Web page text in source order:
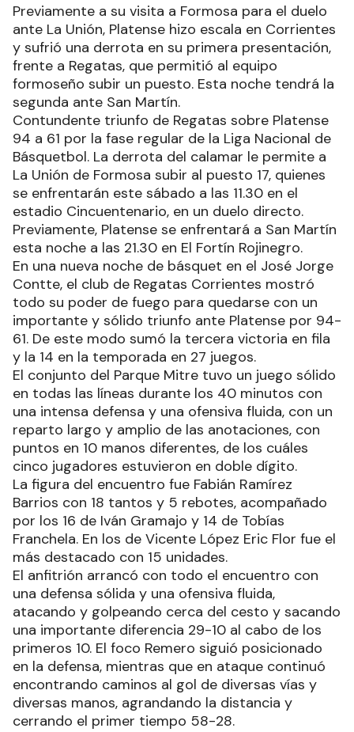
Previamente a su visita a Formosa para el duelo
ante La Unión, Platense hizo escala en Corrientes
y sufrió una derrota en su primera presentación,
frente a Regatas, que permitió al equipo
formoseño subir un puesto. Esta noche tendrá la
segunda ante San Martín.
Contundente triunfo de Regatas sobre Platense
94 a 61 por la fase regular de la Liga Nacional de
Básquetbol. La derrota del calamar le permite a
La Unión de Formosa subir al puesto 17, quienes
se enfrentarán este sábado a las 11.30 en el
estadio Cincuentenario, en un duelo directo.
Previamente, Platense se enfrentará a San Martín
esta noche a las 21.30 en El Fortín Rojinegro.
En una nueva noche de básquet en el José Jorge
Contte, el club de Regatas Corrientes mostró
todo su poder de fuego para quedarse con un
importante y sólido triunfo ante Platense por 94-
61. De este modo sumó la tercera victoria en fila
y la 14 en la temporada en 27 juegos.
El conjunto del Parque Mitre tuvo un juego sólido
en todas las líneas durante los 40 minutos con
una intensa defensa y una ofensiva fluida, con un
reparto largo y amplio de las anotaciones, con
puntos en 10 manos diferentes, de los cuáles
cinco jugadores estuvieron en doble dígito.
La figura del encuentro fue Fabián Ramírez
Barrios con 18 tantos y 5 rebotes, acompañado
por los 16 de Iván Gramajo y 14 de Tobías
Franchela. En los de Vicente López Eric Flor fue el
más destacado con 15 unidades.
El anfitrión arrancó con todo el encuentro con
una defensa sólida y una ofensiva fluida,
atacando y golpeando cerca del cesto y sacando
una importante diferencia 29-10 al cabo de los
primeros 10. El foco Remero siguió posicionado
en la defensa, mientras que en ataque continuó
encontrando caminos al gol de diversas vías y
diversas manos, agrandando la distancia y
cerrando el primer tiempo 58-28.